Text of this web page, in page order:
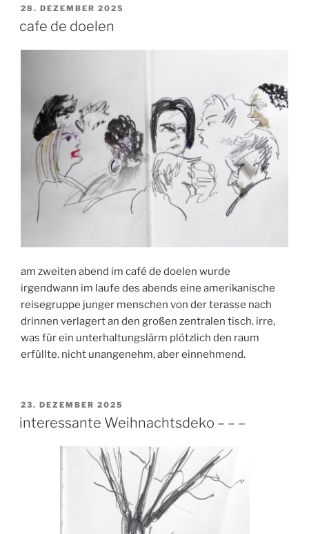
VERÖFFENTLICHT
AM
28. DEZEMBER 2025
cafe de doelen
am zweiten abend im café de doelen wurde
irgendwann im laufe des abends eine amerikanische
reisegruppe junger menschen von der terasse nach
drinnen verlagert an den großen zentralen tisch. irre,
was für ein unterhaltungslärm plötzlich den raum
erfüllte. nicht unangenehm, aber einnehmend.
VERÖFFENTLICHT
AM
23. DEZEMBER 2025
interessante Weihnachtsdeko – – –